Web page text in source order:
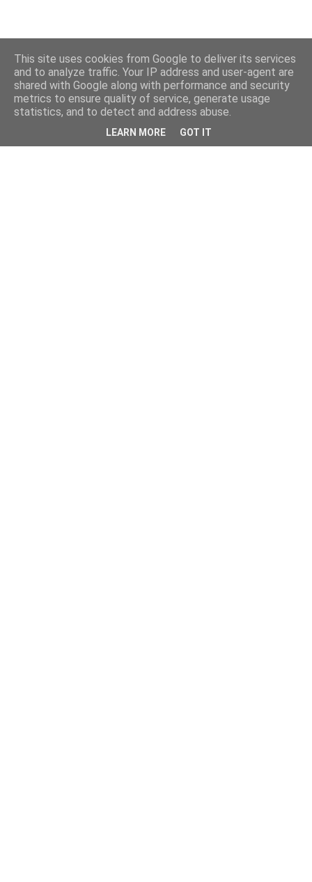
This site uses cookies from Google to deliver its services
and to analyze traffic. Your IP address and user-agent are
shared with Google along with performance and security
metrics to ensure quality of service, generate usage
statistics, and to detect and address abuse.
LEARN MORE GOT IT